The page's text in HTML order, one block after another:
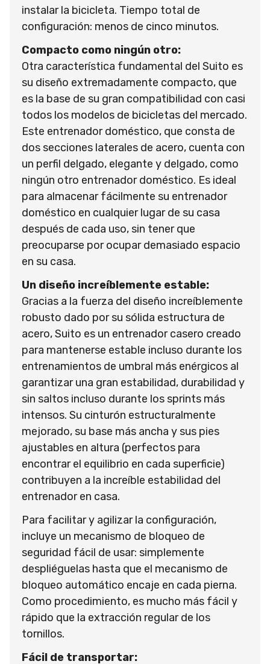
instalar la bicicleta. Tiempo total de
configuración: menos de cinco minutos.
Compacto como ningún otro:
Otra característica fundamental del Suito es
su diseño extremadamente compacto, que
es la base de su gran compatibilidad con casi
todos los modelos de bicicletas del mercado.
Este entrenador doméstico, que consta de
dos secciones laterales de acero, cuenta con
un perfil delgado, elegante y delgado, como
ningún otro entrenador doméstico. Es ideal
para almacenar fácilmente su entrenador
doméstico en cualquier lugar de su casa
después de cada uso, sin tener que
preocuparse por ocupar demasiado espacio
en su casa.
Un diseño increíblemente estable:
Gracias a la fuerza del diseño increíblemente
robusto dado por su sólida estructura de
acero, Suito es un entrenador casero creado
para mantenerse estable incluso durante los
entrenamientos de umbral más enérgicos al
garantizar una gran estabilidad, durabilidad y
sin saltos incluso durante los sprints más
intensos. Su cinturón estructuralmente
mejorado, su base más ancha y sus pies
ajustables en altura (perfectos para
encontrar el equilibrio en cada superficie)
contribuyen a la increíble estabilidad del
entrenador en casa.
Para facilitar y agilizar la configuración,
incluye un mecanismo de bloqueo de
seguridad fácil de usar: simplemente
despliéguelas hasta que el mecanismo de
bloqueo automático encaje en cada pierna.
Como procedimiento, es mucho más fácil y
rápido que la extracción regular de los
tornillos.
Fácil de transportar: